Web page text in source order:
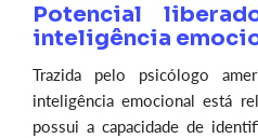
Potencial
inteligência
Trazida pelo psicólogo
inteligência emocional está
possui a capacidade de